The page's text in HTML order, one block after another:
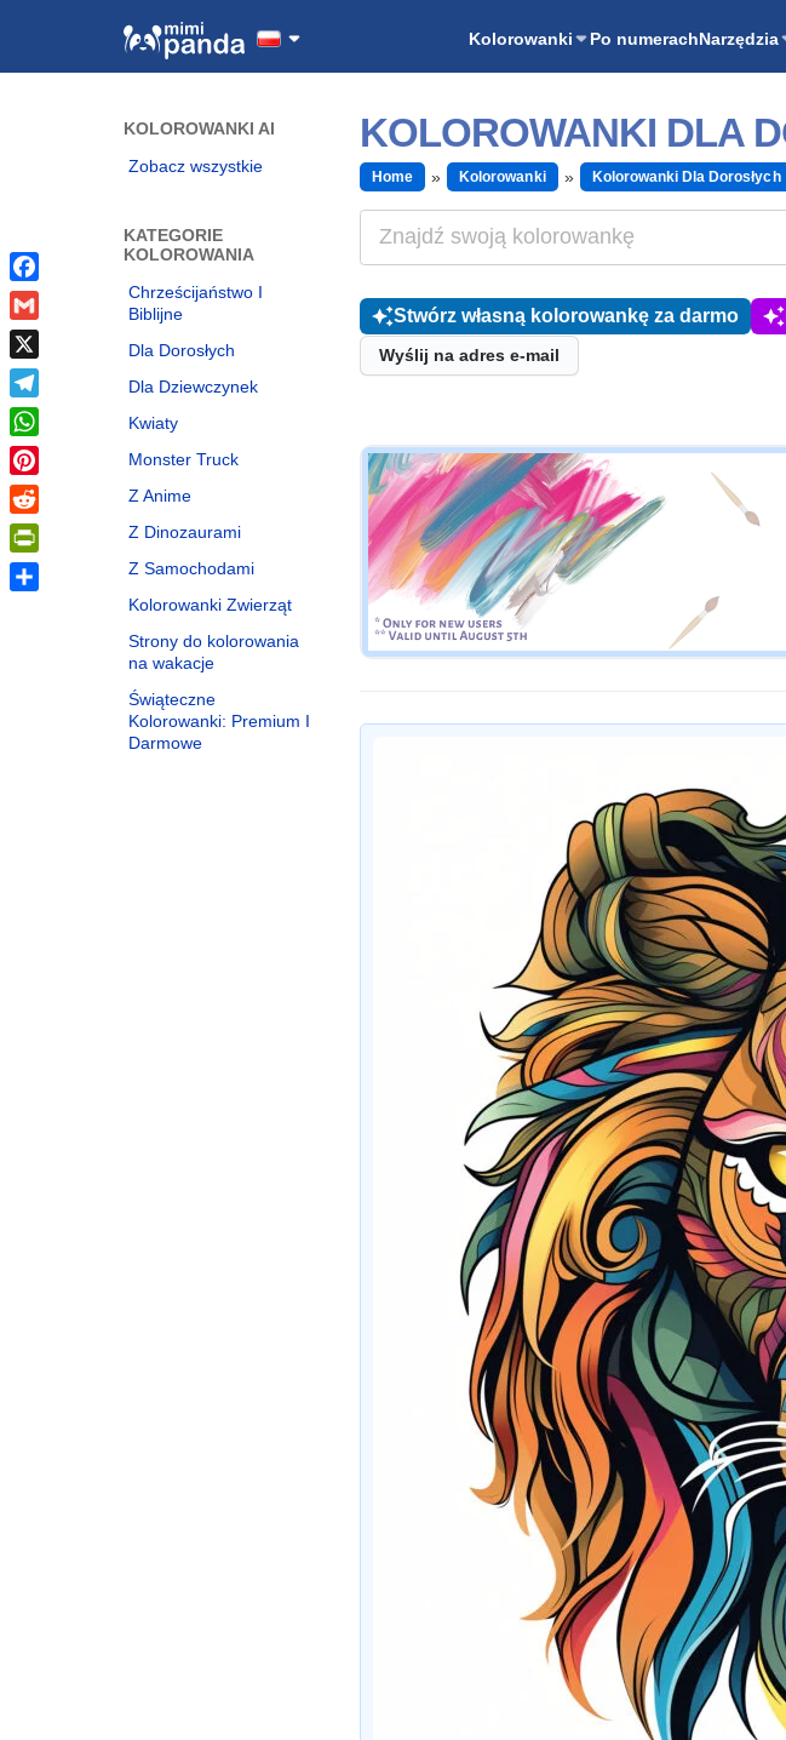
Kolorowanki Po numerachNarzędzia
KOLOROWANKI AI
Zobacz wszystkie
KATEGORIE
KOLOROWANIA
Chrześcijaństwo I
Biblijne
Dla Dorosłych
Dla Dziewczynek
Kwiaty
Monster Truck
Z Anime
Z Dinozaurami
Z Samochodami
Kolorowanki Zwierząt
Strony do kolorowania
na wakacje
Świąteczne
Kolorowanki: Premium I
Darmowe
KOLOROWANKI DLA
Home Kolorowanki Kolorowanki Dla Dorosłych
Stwórz własną kolorowankę za darmo
Wyślij na adres e-mail
Facebook
Gmail
X
Telegram
WhatsApp
Pinterest
Reddit
PrintFriendly